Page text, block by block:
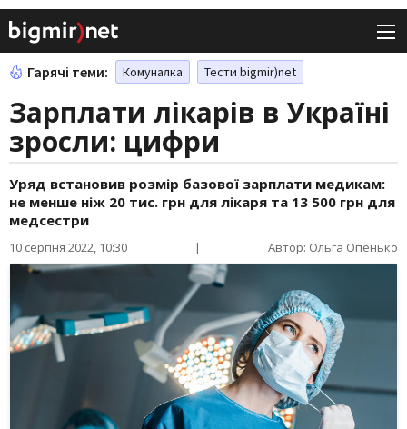
Гарячі теми: Комуналка Тести bigmir)net
Зарплати лікарів в Україні
зросли: цифри
Уряд встановив розмір базової зарплати медикам:
не менше ніж 20 тис. грн для лікаря та 13 500 грн для
медсестри
10 серпня 2022, 10:30 | Автор: Ольга Опенько